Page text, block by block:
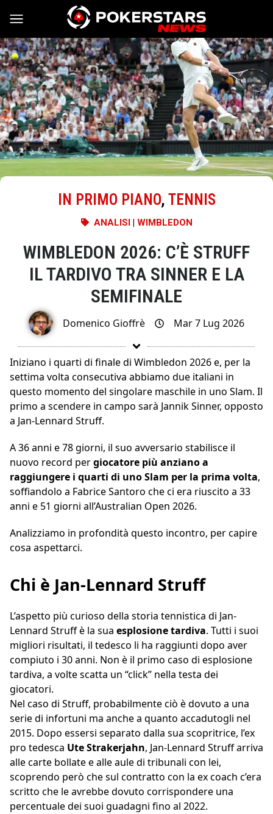
Vai al contenuto
IN PRIMO PIANO, TENNIS
ANALISI| WIMBLEDON
WIMBLEDON 2026: C’È STRUFF
IL TARDIVO TRA SINNER E LA
SEMIFINALE
Domenico Gioffrè Mar 7 Lug 2026
Iniziano i quarti di finale di Wimbledon 2026 e, per la
settima volta consecutiva abbiamo due italiani in
questo momento del singolare maschile in uno Slam. Il
primo a scendere in campo sarà Jannik Sinner, opposto
a Jan-Lennard Struff.
A 36 anni e 78 giorni, il suo avversario stabilisce il
nuovo record pergiocatore più anziano a
raggiungere i quarti di uno Slam per la prima volta,
soffiandolo a Fabrice Santoro che ci era riuscito a 33
anni e 51 giorni all’Australian Open 2026.
Analizziamo in profondità questo incontro, per capire
cosa aspettarci.
Chi è Jan-Lennard Struff
L’aspetto più curioso della storia tennistica di Jan-
Lennard Struff è la sua esplosione tardiva. Tutti i suoi
migliori risultati, il tedesco li ha raggiunti dopo aver
compiuto i 30 anni. Non è il primo caso di esplosione
tardiva, a volte scatta un “click” nella testa dei
giocatori.
Nel caso di Struff, probabilmente ciò è dovuto a una
serie di infortuni ma anche a quanto accadutogli nel
2015. Dopo essersi separato dalla sua scopritrice, l’ex
pro tedesca Ute Strakerjahn, Jan-Lennard Struff arriva
alle carte bollate e alle aule di tribunali con lei,
scoprendo però che sul contratto con la ex coach c’era
scritto che le avrebbe dovuto corrispondere una
percentuale dei suoi guadagni fino al 2022.